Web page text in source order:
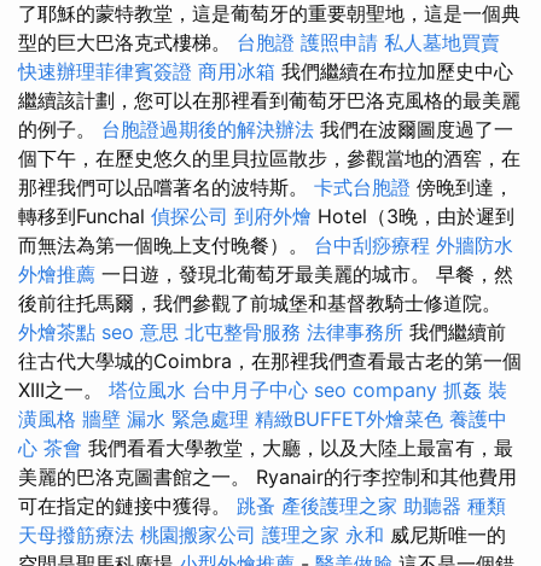
了耶穌的蒙特教堂，這是葡萄牙的重要朝聖地，這是一個典
型的巨大巴洛克式樓梯。 台胞證 護照申請 私人墓地買賣
快速辦理菲律賓簽證 商用冰箱 我們繼續在布拉加歷史中心
繼續該計劃，您可以在那裡看到葡萄牙巴洛克風格的最美麗
的例子。 台胞證過期後的解決辦法 我們在波爾圖度過了一
個下午，在歷史悠久的里貝拉區散步，參觀當地的酒窖，在
那裡我們可以品嚐著名的波特斯。 卡式台胞證 傍晚到達，
轉移到Funchal 偵探公司 到府外燴 Hotel（3晚，由於遲到
而無法為第一個晚上支付晚餐）。 台中刮痧療程 外牆防水
外燴推薦 一日遊，發現北葡萄牙最美麗的城市。 早餐，然
後前往托馬爾，我們參觀了前城堡和基督教騎士修道院。
外燴茶點 seo 意思 北屯整骨服務 法律事務所 我們繼續前
往古代大學城的Coimbra，在那裡我們查看最古老的第一個
XIII之一。 塔位風水 台中月子中心 seo company 抓姦 裝
潢風格 牆壁 漏水 緊急處理 精緻BUFFET外燴菜色 養護中
心 茶會 我們看看大學教堂，大廳，以及大陸上最富有，最
美麗的巴洛克圖書館之一。 Ryanair的行李控制和其他費用
可在指定的鏈接中獲得。 跳蚤 產後護理之家 助聽器 種類
天母撥筋療法 桃園搬家公司 護理之家 永和 威尼斯唯一的